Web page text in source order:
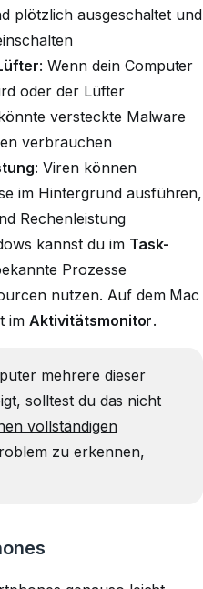
plötzlich ausgeschaltet und
: Wenn dein Computer
oder der Lüfter
versteckte Malware
verbrauchen
: Viren können
im Hintergrund ausführen,
Rechenleistung
kannst du im Task-
Prozesse
nutzen. Auf dem Mac
im Aktivitätsmonitor.
mehrere dieser
solltest du das nicht
vollständigen
zu erkennen,